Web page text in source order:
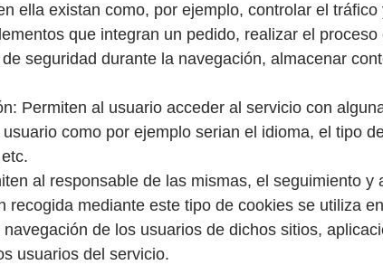
ella existan como, por ejemplo, controlar el
que integran un pedido, realizar el
seguridad durante la navegación, almacenar
Permiten al usuario acceder al servicio con
como por ejemplo serian el idioma, el tipo
al responsable de las mismas, el seguimiento
recogida mediante este tipo de cookies se utiliza
de los usuarios de dichos sitios,
usuarios del servicio.